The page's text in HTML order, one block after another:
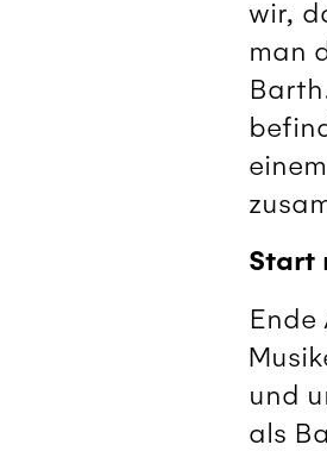
wir,
man
Start
und
als